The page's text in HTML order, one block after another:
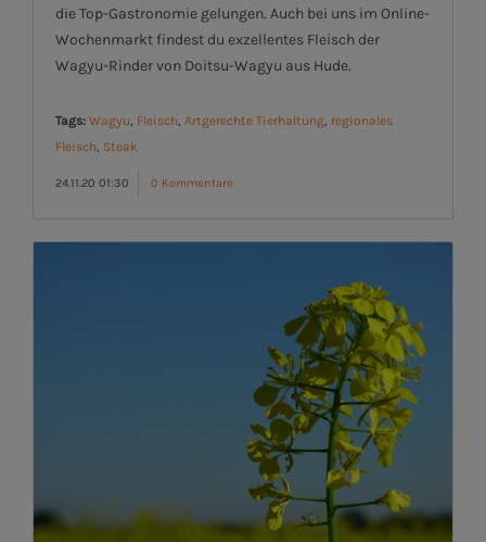
die Top-Gastronomie gelungen. Auch bei uns im Online-
Wochenmarkt findest du exzellentes Fleisch der
Wagyu-Rinder von Doitsu-Wagyu aus Hude.
Tags: Wagyu, Fleisch, Artgerechte Tierhaltung, regionales
Fleisch, Steak
24.11.20 01:30 0 Kommentare